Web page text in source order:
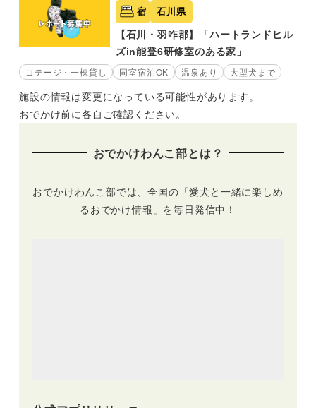
宿 石川県
【石川・羽咋郡】「ハートランドヒル
ズin能登6研修室のある家」
コテージ・一棟貸し 同室宿泊OK 温泉あり 大型犬まで
施設の情報は変更になっている可能性があります。
おでかけ前に各自ご確認ください。
おでかけわんこ部とは？
おでかけわんこ部では、全国の「愛犬と一緒に楽しめ
るおでかけ情報」を毎日発信中！